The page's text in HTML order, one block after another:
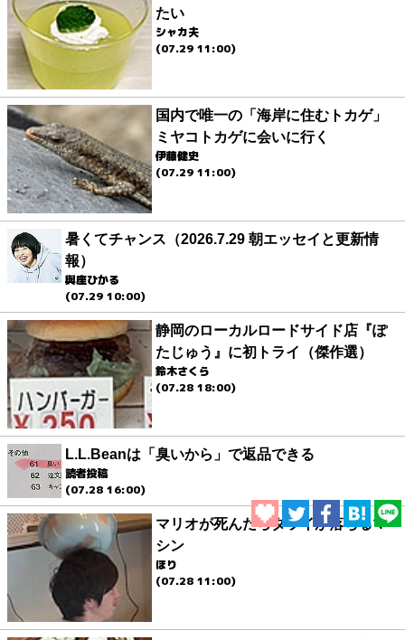
たい
シャカ夫
(07.29 11:00)
国内で唯一の「海岸に住むトカゲ」
ミヤコトカゲに会いに行く
伊藤健史
(07.29 11:00)
暑くてチャンス（2026.7.29 朝エッセイと更新情
報）
與座ひかる
(07.29 10:00)
静岡のローカルロードサイド店『ぽ
たじゅう』に初トライ（傑作選）
鈴木さくら
(07.28 18:00)
L.L.Beanは「臭いから」で返品できる
読者投稿
(07.28 16:00)
マリオが死んだらタライが落ちるマ
シン
ほり
(07.28 11:00)